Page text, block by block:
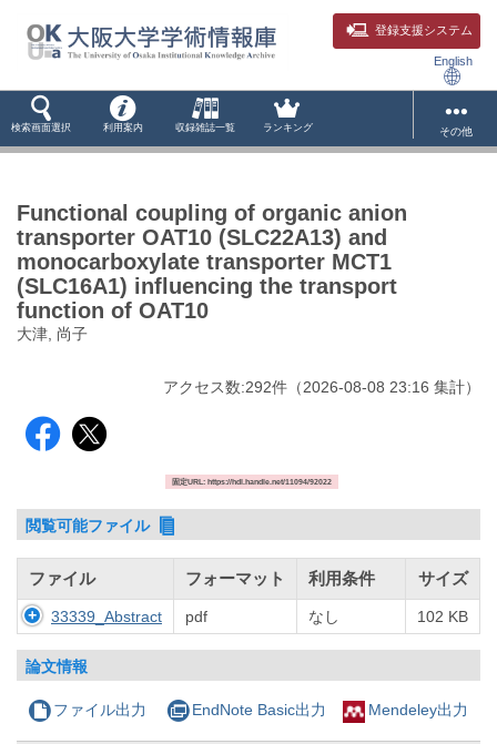
登録支援システム
English
検索画面選択 利用案内 収録雑誌一覧 ランキング その他
Functional coupling of organic anion
transporter OAT10 (SLC22A13) and
monocarboxylate transporter MCT1
(SLC16A1) influencing the transport
function of OAT10
大津, 尚子
アクセス数:292件 （2026-08-08 23:16 集計）
固定URL: https://hdl.handle.net/11094/92022
閲覧可能ファイル
ファイル フォーマット 利用条件 サイズ
33339_Abstract pdf なし 102 KB
論文情報
ファイル出力 EndNote Basic出力 Mendeley出力